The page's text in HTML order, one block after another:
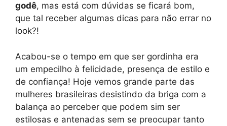
godê, mas está com dúvidas se ficará bom,
que tal receber algumas dicas para não errar no
look?!
Acabou-se o tempo em que ser gordinha era
um empecilho à felicidade, presença de estilo e
de confiança! Hoje vemos grande parte das
mulheres brasileiras desistindo da briga com a
balança ao perceber que podem sim ser
estilosas e antenadas sem se preocupar tanto